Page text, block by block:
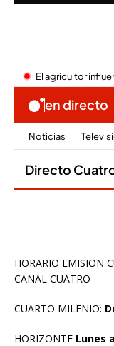
HORARIO EMISION
CANAL CUATRO
CUARTO MILENIO:
HORIZONTE Lunes